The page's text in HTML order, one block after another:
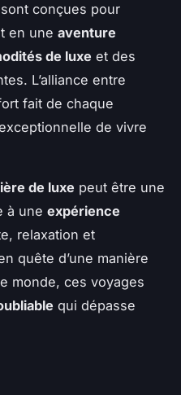
conçues pour
en une aventure
de luxe et des
L’alliance entre
fait de chaque
de vivre
de luxe peut être une
à une expérience
relaxation et
quête d’une manière
monde, ces voyages
qui dépasse